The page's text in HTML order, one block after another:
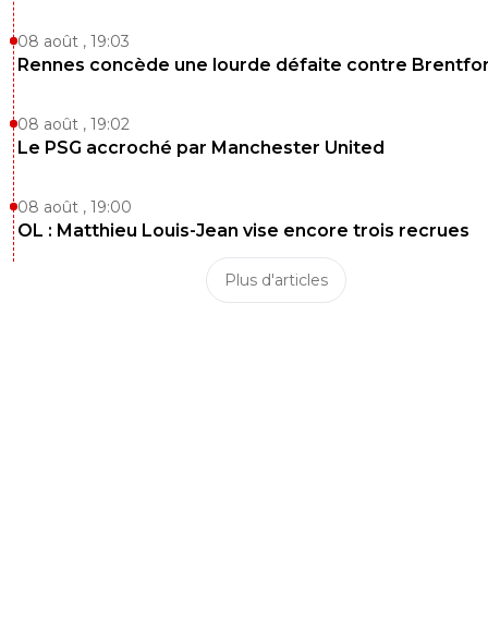
08 août , 19:03
Rennes concède une lourde défaite contre
08 août , 19:02
Le PSG accroché par Manchester United
08 août , 19:00
OL : Matthieu Louis-Jean vise encore trois recrues
Plus d'articles